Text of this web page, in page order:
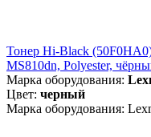
Тонер Hi-Black
MS810dn, Polyester,
Марка оборудования:
Цвет: черный
Марка оборудования: